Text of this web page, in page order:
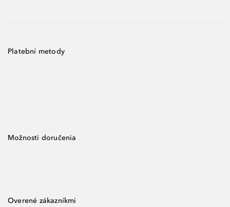
Platební metody
Možnosti doručenia
Overené zákazníkmi